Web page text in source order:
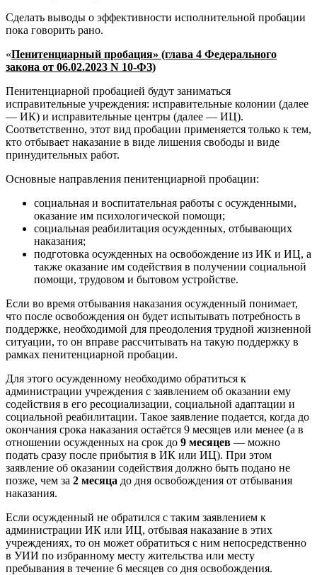
Сделать выводы о эффективности исполнительной пробации
пока говорить рано.
«Пенитенциарный пробация» (глава 4 Федерального
закона от 06.02.2023 N 10-ФЗ)
Пенитенциарной пробацией будут заниматься
исправительные учреждения: исправительные колонии (далее
— ИК) и исправительные центры (далее — ИЦ).
Соответственно, этот вид пробации применяется только к тем,
кто отбывает наказание в виде лишения свободы и виде
принудительных работ.
Основные направления пенитенциарной пробации:
социальная и воспитательная работы с осужденными,
оказание им психологической помощи;
социальная реабилитация осужденных, отбывающих
наказания;
подготовка осужденных на освобождение из ИК и ИЦ, а
также оказание им содействия в получении социальной
помощи, трудовом и бытовом устройстве.
Если во время отбывания наказания осужденный понимает,
что после освобождения он будет испытывать потребность в
поддержке, необходимой для преодоления трудной жизненной
ситуации, то он вправе рассчитывать на такую поддержку в
рамках пенитенциарной пробации.
Для этого осужденному необходимо обратиться к
администрации учреждения с заявлением об оказании ему
содействия в его ресоциализации, социальной адаптации и
социальной реабилитации. Такое заявление подается, когда до
окончания срока наказания остаётся 9 месяцев или менее (а в
отношении осужденных на срок до 9 месяцев — можно
подать сразу после прибытия в ИК или ИЦ). При этом
заявление об оказании содействия должно быть подано не
позже, чем за 2 месяца до дня освобождения от отбывания
наказания.
Если осужденный не обратился с таким заявлением к
администрации ИК или ИЦ, отбывая наказание в этих
учреждениях, то он может обратиться с ним непосредственно
в УИИ по избранному месту жительства или месту
пребывания в течение 6 месяцев со дня освобождения.